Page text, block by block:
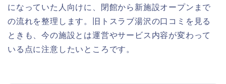
になっていた人向けに、閉館から新施設オープンまで
の流れを整理します。旧トスラブ湯沢の口コミを見る
ときも、今の施設とは運営やサービス内容が変わって
いる点に注意したいところです。